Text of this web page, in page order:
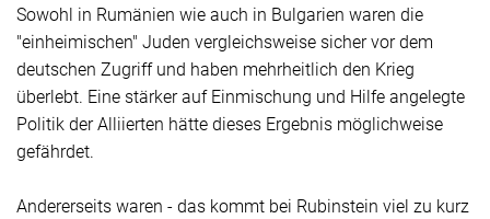
Sowohl in Rumänien wie auch in Bulgarien waren die
"einheimischen" Juden vergleichsweise sicher vor dem
deutschen Zugriff und haben mehrheitlich den Krieg
überlebt. Eine stärker auf Einmischung und Hilfe angelegte
Politik der Alliierten hätte dieses Ergebnis möglichweise
gefährdet.
Andererseits waren - das kommt bei Rubinstein viel zu kurz